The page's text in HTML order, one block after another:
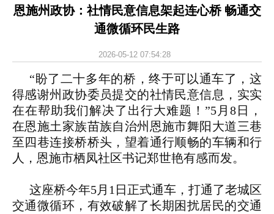
恩施州政协：社情民意信息架起连心桥 畅通交
通微循环民生路
2026-05-12 07:54:28
“盼了二十多年的桥，终于可以通车了，这
得感谢州政协委员提交的社情民意信息，实实
在在帮助我们解决了出行大难题！”5月8日，
在恩施土家族苗族自治州恩施市舞阳大道三巷
至四巷连接桥桥头，望着通行顺畅的车辆和行
人，恩施市栖凤社区书记郑世艳有感而发。
这座桥今年5月1日正式通车，打通了老城区
交通微循环，有效破解了长期困扰居民的交通